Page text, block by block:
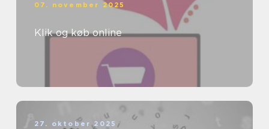
07. november 2025
Klik og køb online
27. oktober 2025